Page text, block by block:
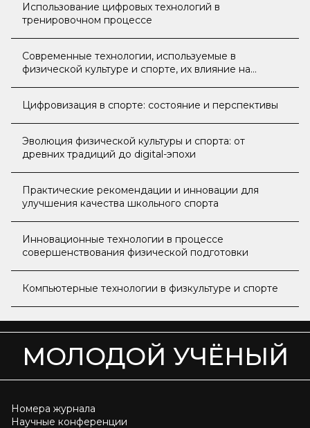
Использование цифровых технологий в
тренировочном процессе
Современные технологии, используемые в
физической культуре и спорте, их влияние на
Цифровизация в спорте: состояние и перспективы
Эволюция физической культуры и спорта: от
древних традиций до digital-эпохи
Практические рекомендации и инновации для
улучшения качества школьного спорта
Инновационные технологии в процессе
совершенствования физической подготовки
Компьютерные технологии в физкультуре и спорте
МОЛОДОЙ УЧЁНЫЙ
Номера журнала
Научные конференции